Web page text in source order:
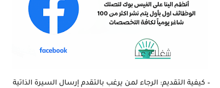
– كيفية التقديم: الرجاء لمن يرغب بالتقدم إرسال السيرة الذاتية